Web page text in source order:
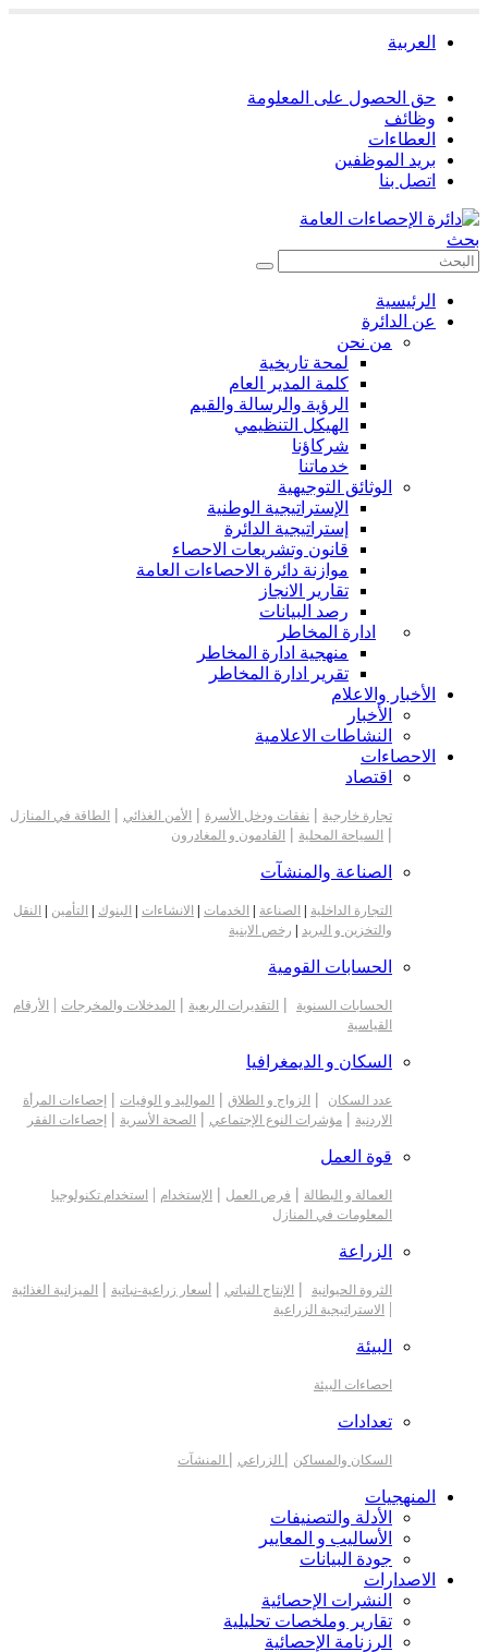
العربية
حق الحصول على المعلومة
وظائف
العطاءات
بريد الموظفين
اتصل بنا
بحث
الرئيسية
عن الدائرة
من نحن
لمحة تاريخية
كلمة المدير العام
الرؤية والرسالة والقيم
الهيكل التنظيمي
شركاؤنا
خدماتنا
الوثائق التوجيهية
الإستراتيجية الوطنية
إستراتيجية الدائرة
قانون وتشريعات الاحصاء
موازنة دائرة الاحصاءات العامة
تقارير الانجاز
رصد البيانات
ادارة المخاطر
منهجية ادارة المخاطر
تقرير ادارة المخاطر
الأخبار والاعلام
الأخبار
النشاطات الاعلامية
الاحصاءات
اقتصاد
تجارة خارجية | نفقات ودخل الأسرة | الأمن الغذائي | الطاقة في المنازل
| السياحة المحلية | القادمون و المغادرون
الصناعة والمنشآت
التجارة الداخلية الصناعة الخدمات الانشاءات البنوك التأمين
النقل
والتخزين و البريد
رخص الابنية
الحسابات القومية
الحسابات السنوية | التقديرات الربعية | المدخلات والمخرجات |
الأرقام
القياسية
السكان و الديمغرافيا
عدد السكان | الزواج و الطلاق | المواليد و الوفيات | إحصاءات المرأة
الاردنية | مؤشرات النوع الإجتماعي | الصحة الأسرية | إحصاءات الفقر
قوة العمل
العمالة و البطالة | فرص العمل | الإستخدام |
استخدام تكنولوجيا
المعلومات في المنازل
الزراعة
الثروة الحيوانية | الإنتاج النباتي | أسعار زراعية-نباتية | الميزانية الغذائية
| الاستراتيجية الزراعية
البيئة
احصاءات البيئة
تعدادات
السكان والمساكن | الزراعي | المنشآت
المنهجيات
الأدلة والتصنيفات
الأساليب و المعايير
جودة البيانات
الاصدارات
النشرات الإحصائية
تقارير وملخصات تحليلية
الرزنامة الإحصائية